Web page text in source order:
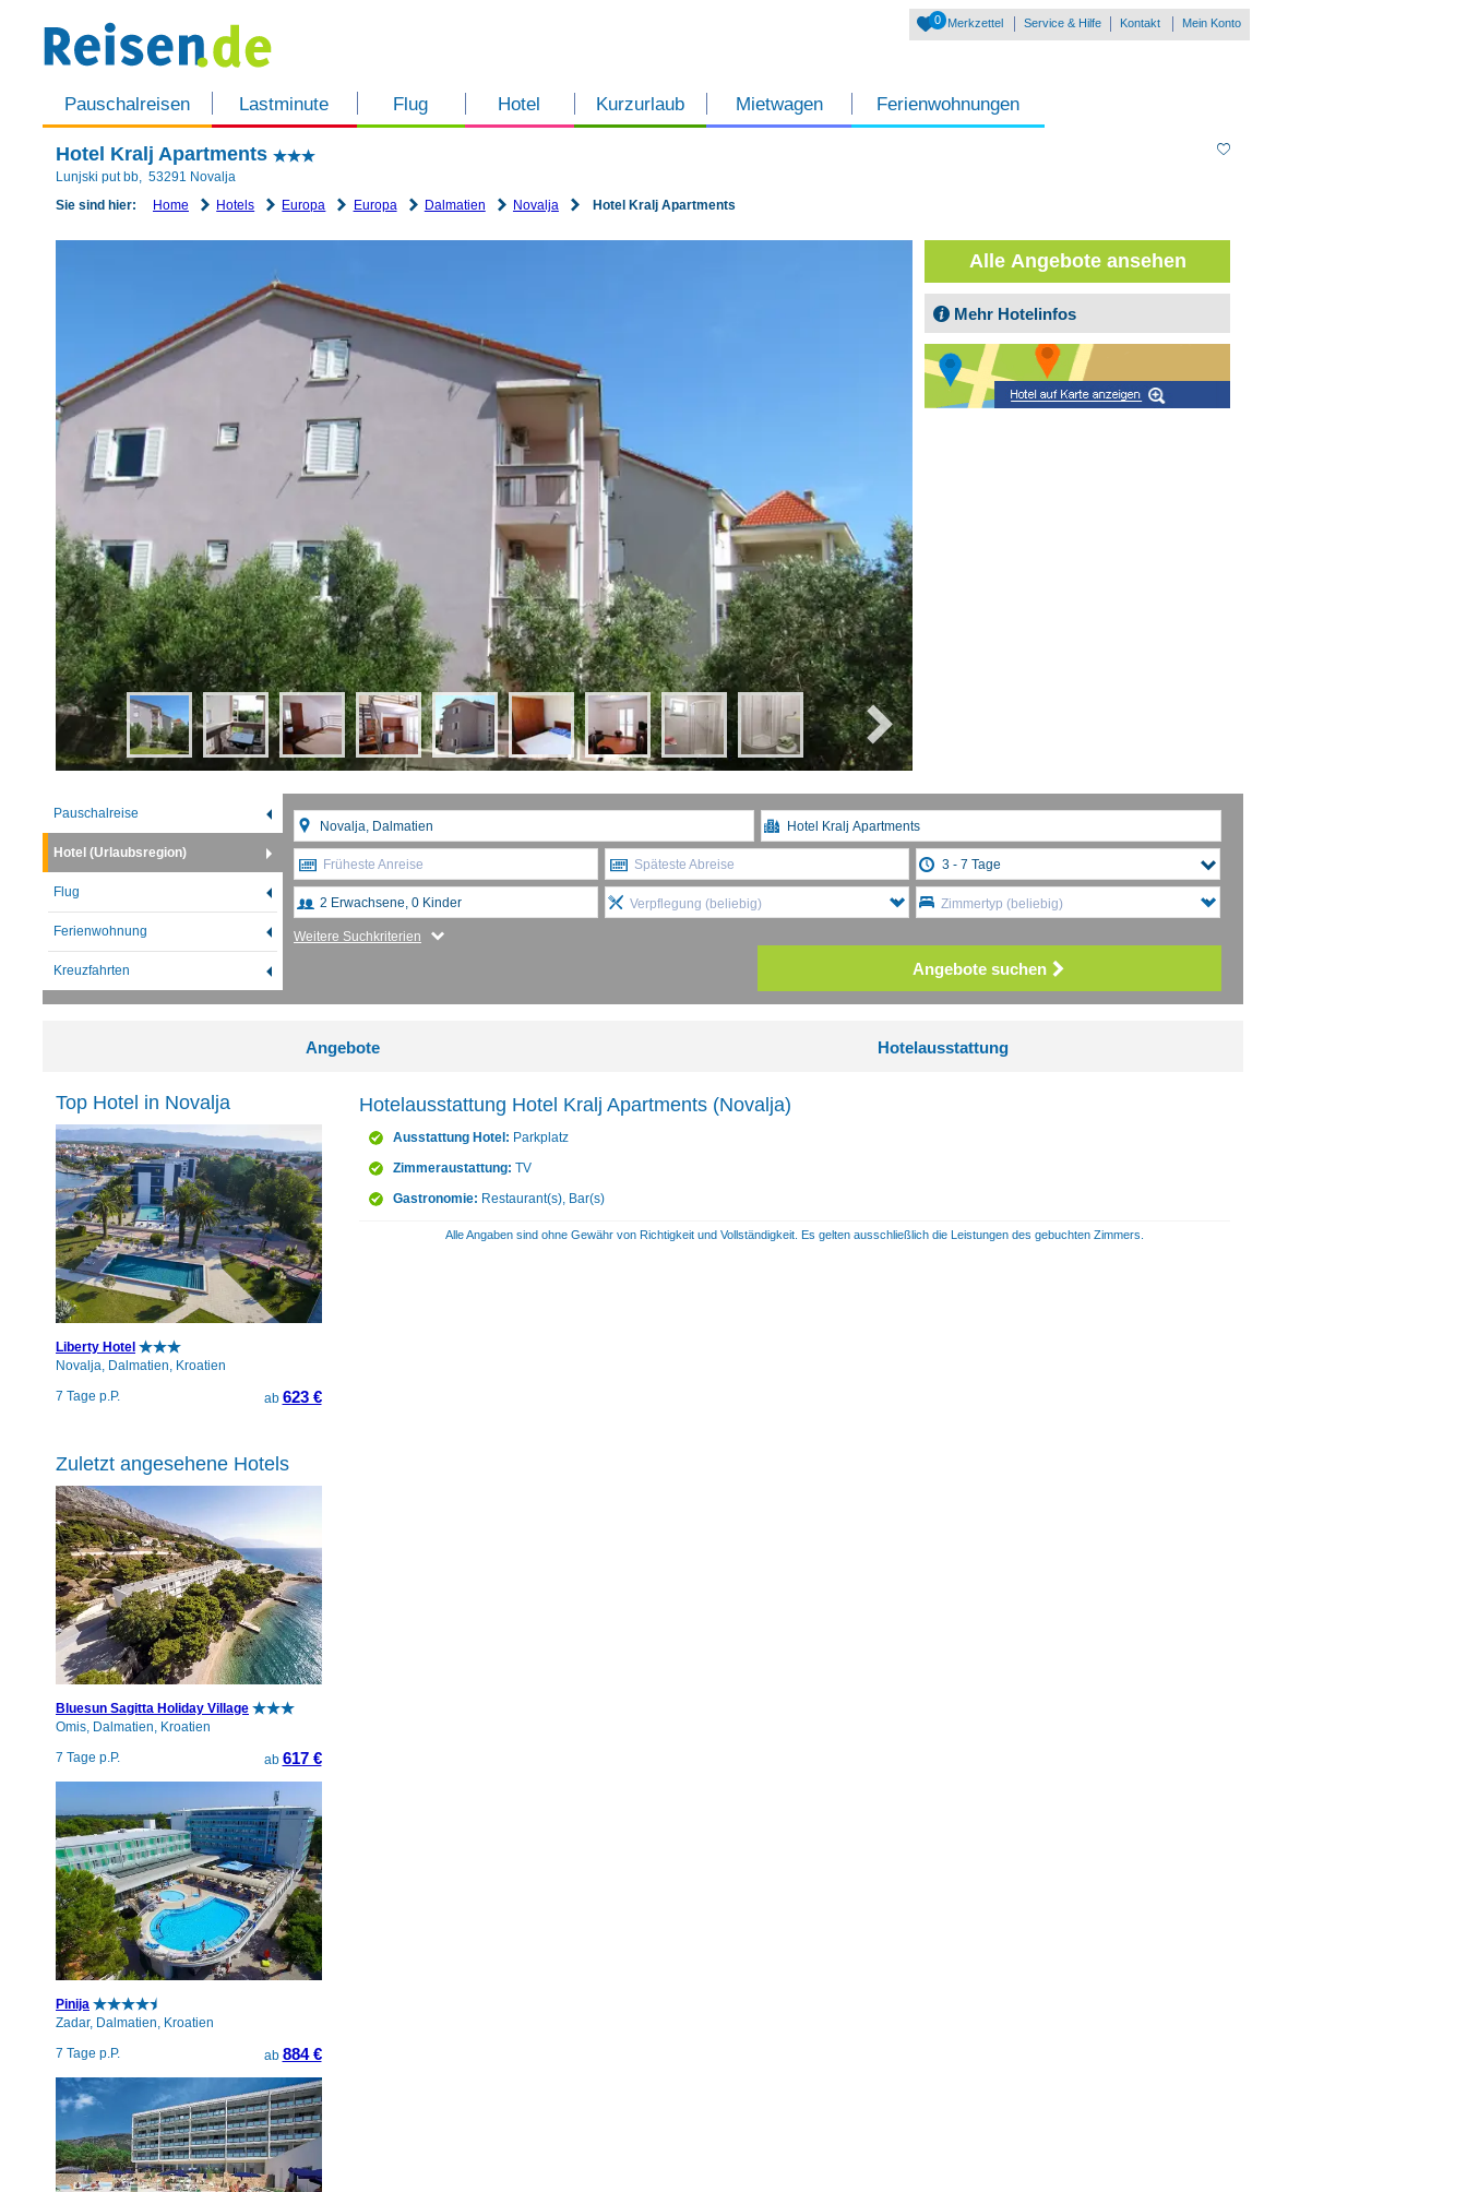
Pauschalreisen Lastminute Flug Hotel Kurzurlaub Mietwagen Ferienwohnungen
0 Merkzettel Service & Hilfe Kontakt Mein Konto
Hotel Kralj Apartments
Lunjski put bb, 53291 Novalja
Sie sind hier:
Home Hotels Europa Europa Dalmatien Novalja Hotel Kralj Apartments
Alle Angebote ansehen
Mehr Hotelinfos
Pauschalreise
Hotel (Urlaubsregion)
Flug
Ferienwohnung
Kreuzfahrten
Früheste Anreise Späteste Abreise
Verpflegung (beliebig) Zimmertyp (beliebig)
Weitere Suchkriterien
Angebote suchen
Angebote Hotelausstattung
Hotelausstattung Hotel Kralj Apartments (Novalja)
Ausstattung Hotel: Parkplatz
Zimmeraustattung: TV
Gastronomie: Restaurant(s), Bar(s)
Alle Angaben sind ohne Gewähr von Richtigkeit und Vollständigkeit. Es gelten ausschließlich die Leistungen des gebuchten Zimmers.
Top Hotel in Novalja
Liberty Hotel
Novalja, Dalmatien, Kroatien
7 Tage p.P.
ab 623 €
Zuletzt angesehene Hotels
Bluesun Sagitta Holiday Village
Omis, Dalmatien, Kroatien
7 Tage p.P.
ab 617 €
Pinija
Zadar, Dalmatien, Kroatien
7 Tage p.P.
ab 884 €